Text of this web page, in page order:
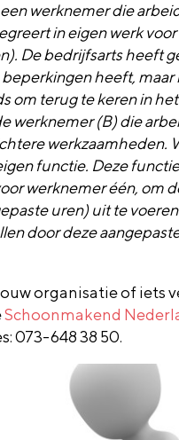
werknemer die
in eigen werk
De bedrijfsarts heeft
heeft, maar
om terug te keren in
werknemer (B) die
werkzaamheden.
functie. Deze
werknemer één, om
uren) uit te
door deze
organisatie of iets
Schoonmakend
073-648 38 50.